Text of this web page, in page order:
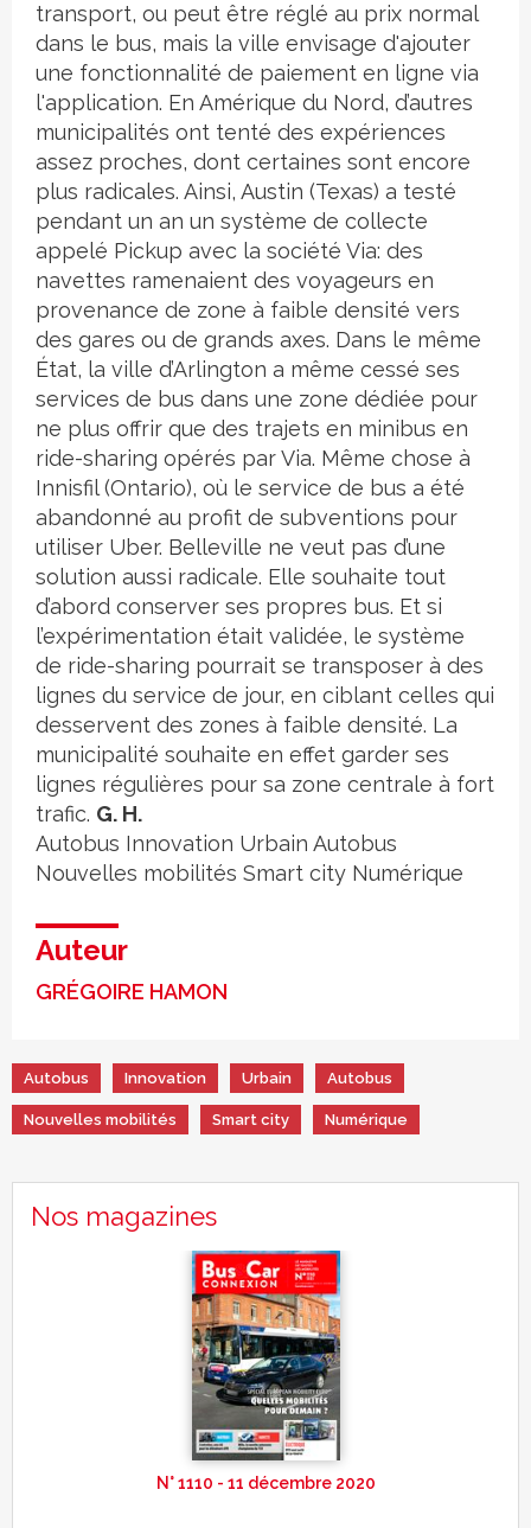
transport, ou peut être réglé au prix normal
dans le bus, mais la ville envisage d'ajouter
une fonctionnalité de paiement en ligne via
l'application. En Amérique du Nord, d’autres
municipalités ont tenté des expériences
assez proches, dont certaines sont encore
plus radicales. Ainsi, Austin (Texas) a testé
pendant un an un système de collecte
appelé Pickup avec la société Via: des
navettes ramenaient des voyageurs en
provenance de zone à faible densité vers
des gares ou de grands axes. Dans le même
État, la ville d’Arlington a même cessé ses
services de bus dans une zone dédiée pour
ne plus offrir que des trajets en minibus en
ride-sharing opérés par Via. Même chose à
Innisfil (Ontario), où le service de bus a été
abandonné au profit de subventions pour
utiliser Uber. Belleville ne veut pas d’une
solution aussi radicale. Elle souhaite tout
d’abord conserver ses propres bus. Et si
l’expérimentation était validée, le système
de ride-sharing pourrait se transposer à des
lignes du service de jour, en ciblant celles qui
desservent des zones à faible densité. La
municipalité souhaite en effet garder ses
lignes régulières pour sa zone centrale à fort
trafic. G. H.
Autobus Innovation Urbain Autobus
Nouvelles mobilités Smart city Numérique
Auteur
GRÉGOIRE HAMON
Autobus Innovation Urbain Autobus
Nouvelles mobilités Smart city Numérique
Nos magazines
N° 1110 - 11 décembre 2020